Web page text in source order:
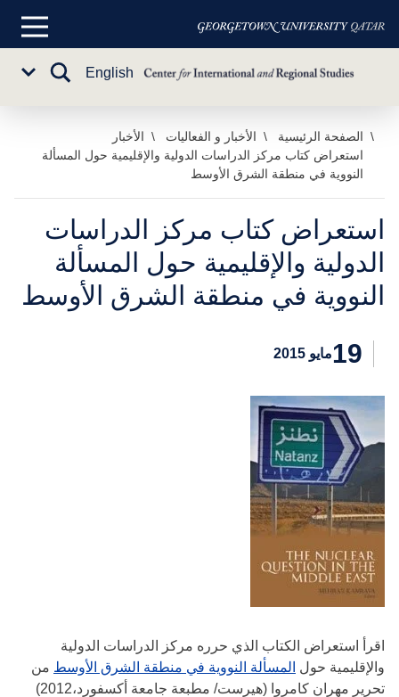
تخطي
المحتوى
الرئيسي
القائمة
English
تبديل
الصفحة الرئيسية الأخبار و الفعاليات
الأخبار
استعراض كتاب مركز الدراسات الدولية والإقليمية حول المسألة
النووية في منطقة الشرق الأوسط
استعراض كتاب مركز الدراسات
الدولية والإقليمية حول المسألة
النووية في منطقة الشرق الأوسط
19مايو 2015
اقرأ استعراض الكتاب الذي حرره مركز الدراسات الدولية
والإقليمية حول المسألة النووية في منطقة الشرق الأوسط من
تحرير مهران كامروا (هيرست/ مطبعة جامعة أكسفورد،2012)